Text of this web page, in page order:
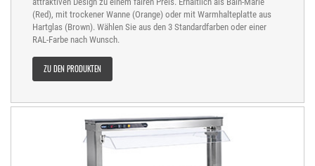
(Red), mit trockener Wanne (Orange) oder mit Warmhalteplatte aus
Hartglas (Brown). Wählen Sie aus den 3 Standardfarben oder einer
RAL-Farbe nach Wunsch.
ZU DEN PRODUKTEN